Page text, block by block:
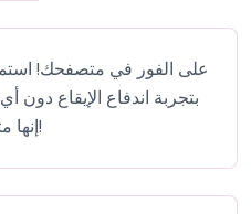
بتجربة اندفاع الإيقاع دون
إنها متعة خالصة وغير مغشوشة!